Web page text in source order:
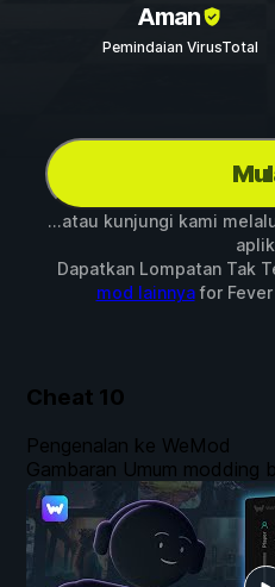
Aman
Pemindaian VirusTotal
...atau kunjungi kami
Dapatkan Lompatan Tak
mod lainnyafor
Cheat 10
Pengenalan ke WeMod
Gambaran Umum modding